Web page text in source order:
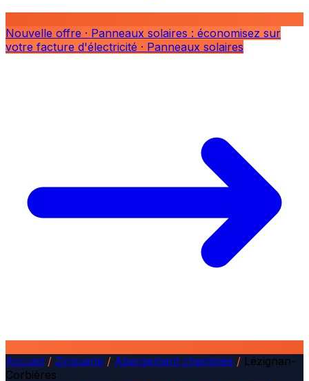
Nouvelle offre · Panneaux solaires : économisez sur
votre facture d'électricité · Panneaux solaires
Accueil / Zinguerie / Abergement cheminée / Lézignan-
Corbières